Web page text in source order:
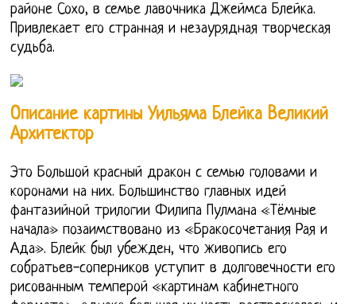
районе Сохо, в семье лавочника Джеймса Блейка.
Привлекает его странная и незаурядная творческая
судьба.
Описание картины Уильяма Блейка Великий
Архитектор
Это Большой красный дракон с семью головами и
коронами на них. Большинство главных идей
фантазийной трилогии Филипа Пулмана «Тёмные
начала» позаимствовано из «Бракосочетания Рая и
Ада». Блейк был убежден, что живопись его
собратьев-соперников уступит в долговечности его
рисованным темперой «картинам кабинетного